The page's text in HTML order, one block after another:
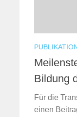
Bildung
Für die
einen